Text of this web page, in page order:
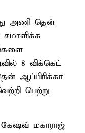
அணி தென்
8 விக்கெட்
ஆப்பிரிக்கா
பெற்று
மகாராஜ்